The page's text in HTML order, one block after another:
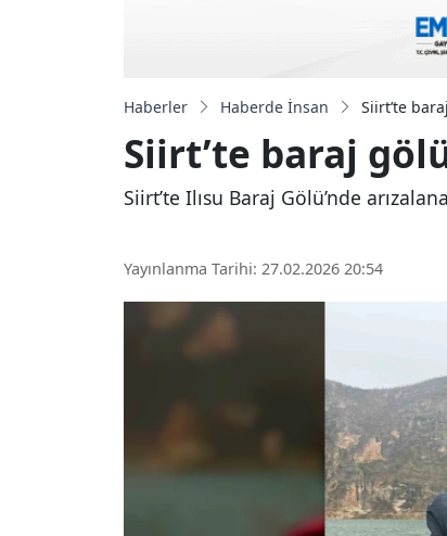
Haberler Haberde İnsan Siirt’te
Siirt’te baraj
Siirt’te Ilısu Baraj Gölü’nde
Yayınlanma Tarihi: 27.02.2026 20:54